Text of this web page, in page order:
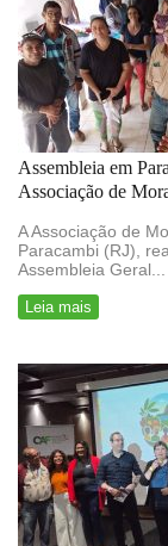
Assembleia em
Associação de
A Associação de
Paracambi (RJ),
Assembleia Geral...
Leia mais